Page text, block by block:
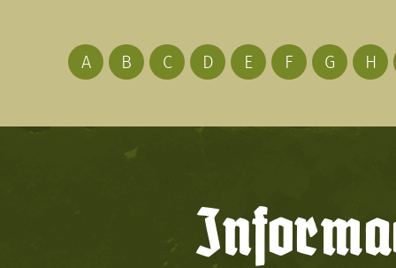
A B C D E F G H